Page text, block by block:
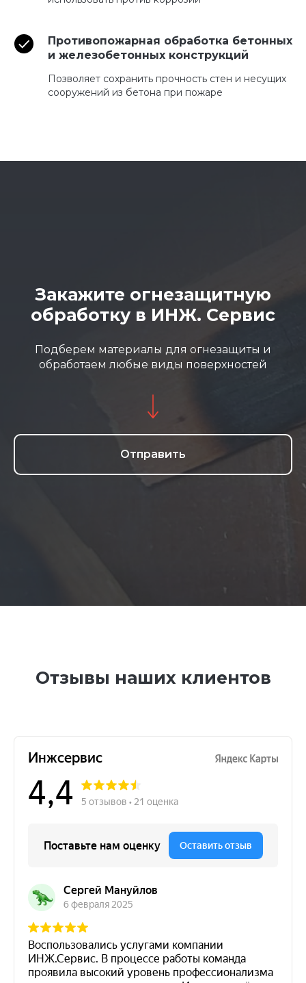
Противопожарная обработка бетонных
и железобетонных конструкций
Позволяет сохранить прочность стен и несущих
сооружений из бетона при пожаре
Закажите огнезащитную
обработку в ИНЖ. Сервис
Подберем материалы для огнезащиты и
обработаем любые виды поверхностей
Отправить
Отзывы наших клиентов